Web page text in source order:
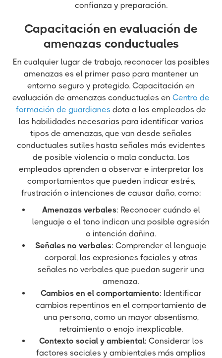
confianza y preparación.
Capacitación en evaluación de
amenazas conductuales
En cualquier lugar de trabajo, reconocer las posibles
amenazas es el primer paso para mantener un
entorno seguro y protegido. Capacitación en
evaluación de amenazas conductuales en Centro de
formación de guardianes dota a los empleados de
las habilidades necesarias para identificar varios
tipos de amenazas, que van desde señales
conductuales sutiles hasta señales más evidentes
de posible violencia o mala conducta. Los
empleados aprenden a observar e interpretar los
comportamientos que pueden indicar estrés,
frustración o intenciones de causar daño, como:
Amenazas verbales: Reconocer cuándo el
lenguaje o el tono indican una posible agresión
o intención dañina.
Señales no verbales: Comprender el lenguaje
corporal, las expresiones faciales y otras
señales no verbales que puedan sugerir una
amenaza.
Cambios en el comportamiento: Identificar
cambios repentinos en el comportamiento de
una persona, como un mayor absentismo,
retraimiento o enojo inexplicable.
Contexto social y ambiental: Considerar los
factores sociales y ambientales más amplios